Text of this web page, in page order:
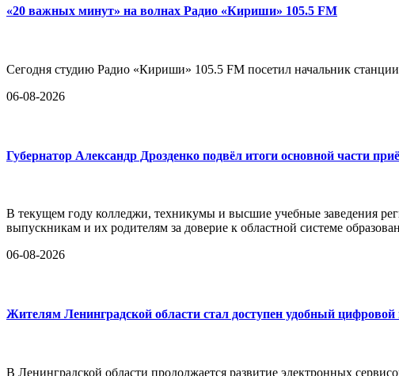
«20 важных минут» на волнах Радио «Кириши» 105.5 FM
Сегодня студию Радио «Кириши» 105.5 FM посетил начальник
06-08-2026
Губернатор Александр Дрозденко подвёл итоги основной части
В текущем году колледжи, техникумы и высшие учебные заведения
выпускникам и их родителям за доверие к областной системе
06-08-2026
Жителям Ленинградской области стал доступен удобный
В Ленинградской области продолжается развитие электронных